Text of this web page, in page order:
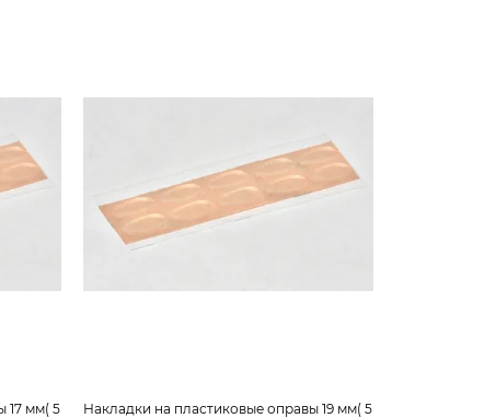
17 мм( 5
Накладки на пластиковые оправы 19 мм( 5